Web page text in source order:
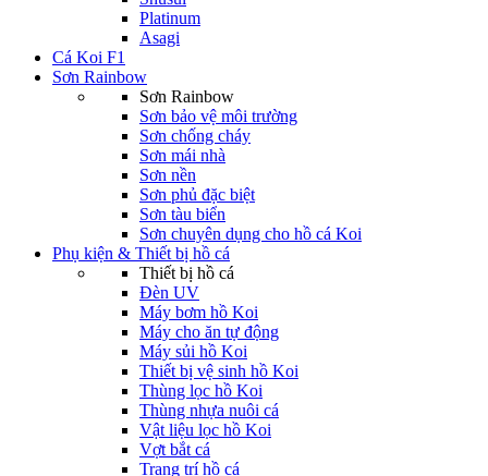
Platinum
Asagi
Cá Koi F1
Sơn Rainbow
Sơn Rainbow
Sơn bảo vệ môi trường
Sơn chống cháy
Sơn mái nhà
Sơn nền
Sơn phủ đặc biệt
Sơn tàu biển
Sơn chuyên dụng cho hồ cá Koi
Phụ kiện & Thiết bị hồ cá
Thiết bị hồ cá
Đèn UV
Máy bơm hồ Koi
Máy cho ăn tự động
Máy sủi hồ Koi
Thiết bị vệ sinh hồ Koi
Thùng lọc hồ Koi
Thùng nhựa nuôi cá
Vật liệu lọc hồ Koi
Vợt bắt cá
Trang trí hồ cá